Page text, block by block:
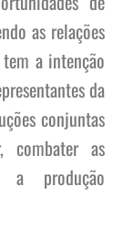
as relações
a intenção
da
conjuntas
combater as
a produção